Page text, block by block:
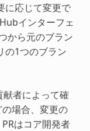
に応じて変更で
インターフェ
から元のブラン
の1つのブラン
献者によって確
場合、変更の
はコア開発者